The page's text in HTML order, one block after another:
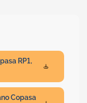
RP1,
Copasa